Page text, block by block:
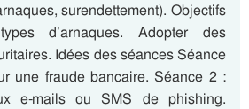
surendettement). Objectifs
d’arnaques. Adopter des
Idées des séances Séance
une fraude bancaire. Séance 2 :
e-mails ou SMS de phishing.